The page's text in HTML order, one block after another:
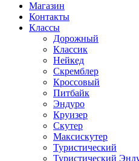
Магазин
Контакты
Классы
Дорожный
Классик
Нейкед
Скремблер
Кроссовый
Питбайк
Эндуро
Круизер
Скутер
Максискутер
Туристический
Туристический